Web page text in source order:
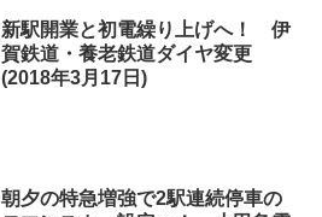
新駅開業と初電繰り上げへ！ 伊
賀鉄道・養老鉄道ダイヤ変更
(2018年3月17日)
朝夕の特急増強で2駅連続停車の